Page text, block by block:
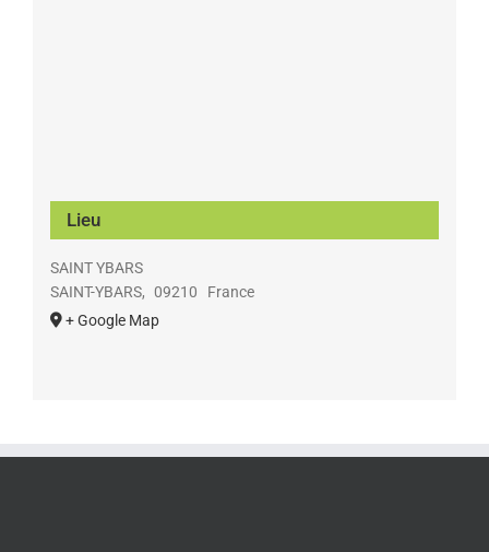
Lieu
SAINT YBARS
SAINT-YBARS, 09210
France
+ Google Map